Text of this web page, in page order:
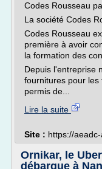
Codes Rousseau
La société Codes
Codes Rousseau
première à avoir
la formation des
Depuis l'entreprise
fournitures pour
permis de...
Lire la suite
Site : https://
Ornikar, le
débarque à